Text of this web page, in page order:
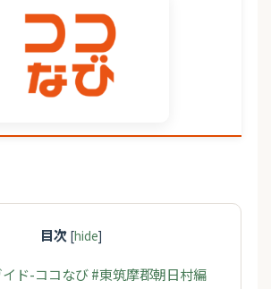
目次 [hide]
ド-ココなび #東筑摩郡朝日村編